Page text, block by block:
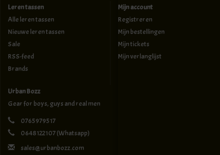
Leren tassen
Alle leren tassen
Nieuwe leren tassen
Sale
RSS-feed
Brands
Mijn account
Registreren
Mijn bestellingen
Mijn tickets
Mijn verlanglijst
Urban Bozz
Gear for boys, guys and real men
0765979517
0648122107(Whatsapp)
sales@urbanbozz.com